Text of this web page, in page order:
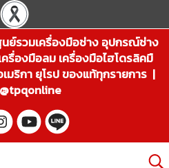
ย์รวมเครื่องมือช่าง อุปกรณ์ช่าง
รื่องมือลม เครื่องมือไฮโดรลิคมื
ริกา ยุโรป ของแท้ทุกรายการ |